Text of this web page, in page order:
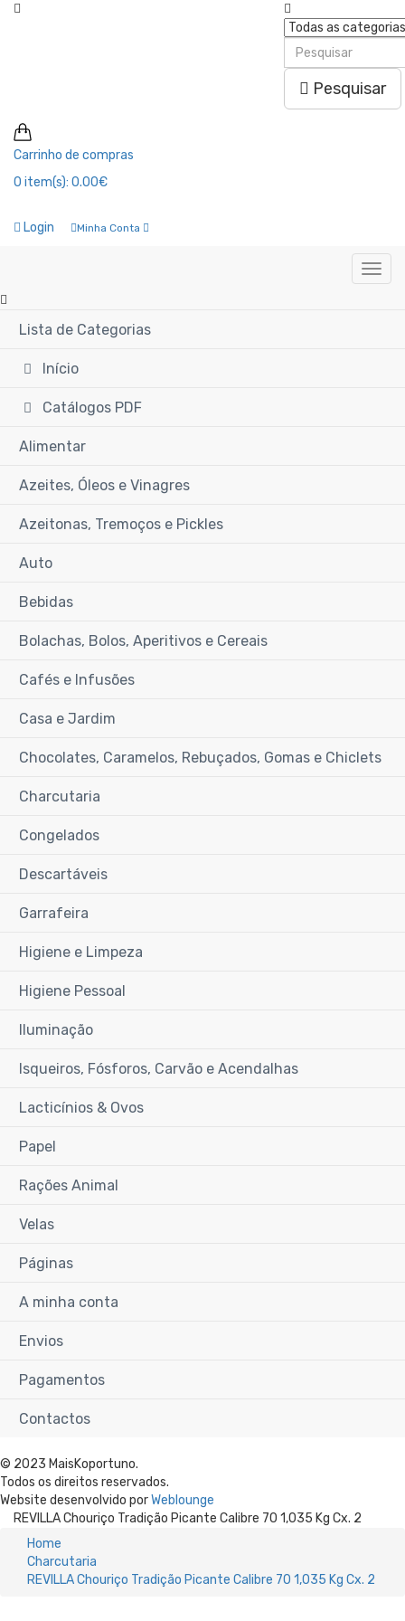
Pesquisar
Carrinho de compras
0 item(s): 0.00€
Login Minha Conta
Lista de Categorias
Início
Catálogos PDF
Alimentar
Azeites, Óleos e Vinagres
Azeitonas, Tremoços e Pickles
Auto
Bebidas
Bolachas, Bolos, Aperitivos e Cereais
Cafés e Infusões
Casa e Jardim
Chocolates, Caramelos, Rebuçados, Gomas e Chiclets
Charcutaria
Congelados
Descartáveis
Garrafeira
Higiene e Limpeza
Higiene Pessoal
Iluminação
Isqueiros, Fósforos, Carvão e Acendalhas
Lacticínios & Ovos
Papel
Rações Animal
Velas
Páginas
A minha conta
Envios
Pagamentos
Contactos
© 2023 MaisKoportuno.
Todos os direitos reservados.
Website desenvolvido porWeblounge
REVILLA Chouriço Tradição Picante Calibre 70 1,035 Kg Cx. 2
Home
Charcutaria
REVILLA Chouriço Tradição Picante Calibre 70 1,035 Kg Cx. 2